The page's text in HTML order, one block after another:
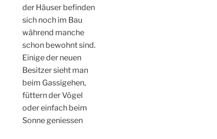
der Häuser befinden
sich noch im Bau
während manche
schon bewohnt sind.
Einige der neuen
Besitzer sieht man
beim Gassigehen,
füttern der Vögel
oder einfach beim
Sonne geniessen